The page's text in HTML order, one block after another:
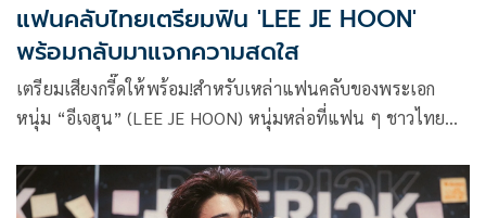
แฟนคลับไทยเตรียมฟิน 'LEE JE HOON'
พร้อมกลับมาแจกความสดใส
เตรียมเสียงกรี๊ดให้พร้อม!สำหรับเหล่าแฟนคลับของพระเอก
หนุ่ม “อีเจฮุน” (LEE JE HOON) หนุ่มหล่อที่แฟน ๆ ชาวไทย
“Taxi Driver” หลังจากที่เคยมาโปรยเสน่ห์จนสาว ๆ ชาวไทยใจ
สั่นกันมาแล้ว